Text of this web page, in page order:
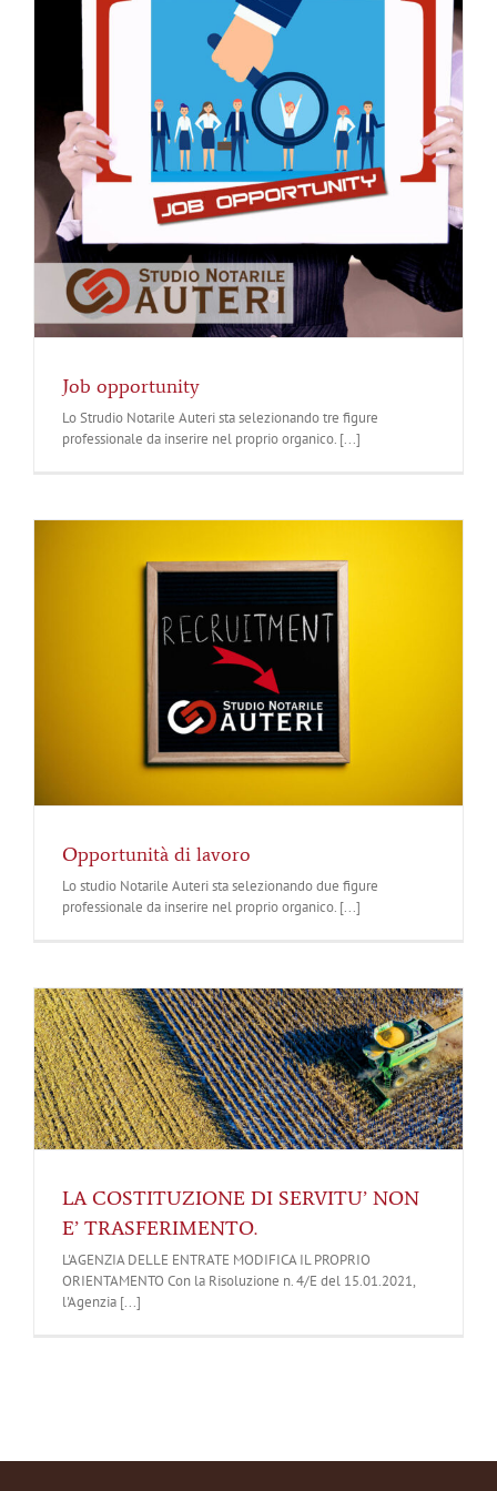
Job opportunity
Lo Strudio Notarile Auteri sta selezionando tre figure
professionale da inserire nel proprio organico. [...]
Opportunità di lavoro
Lo studio Notarile Auteri sta selezionando due figure
professionale da inserire nel proprio organico. [...]
LA COSTITUZIONE DI SERVITU’ NON
E’ TRASFERIMENTO.
L'AGENZIA DELLE ENTRATE MODIFICA IL PROPRIO
ORIENTAMENTO Con la Risoluzione n. 4/E del 15.01.2021,
l'Agenzia [...]